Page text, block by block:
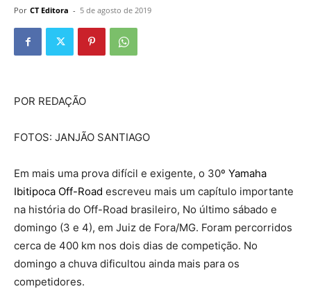
Por CT Editora - 5 de agosto de 2019
POR REDAÇÃO
FOTOS: JANJÃO SANTIAGO
Em mais uma prova difícil e exigente, o 30º Yamaha
Ibitipoca Off-Road escreveu mais um capítulo importante
na história do Off-Road brasileiro, No último sábado e
domingo (3 e 4), em Juiz de Fora/MG. Foram percorridos
cerca de 400 km nos dois dias de competição. No
domingo a chuva dificultou ainda mais para os
competidores.